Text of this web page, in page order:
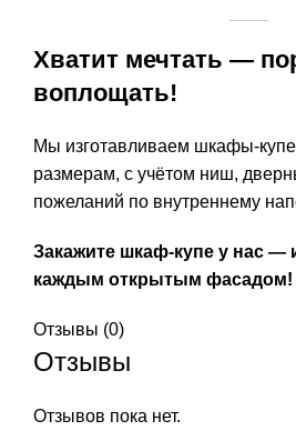
Хватит мечтать —
воплощать!
Мы изготавливаем шкафы-купе
размерам, с учётом ниш,
пожеланий по внутреннему
Закажите шкаф-купе у нас —
каждым открытым фасадом!
Отзывы (0)
Отзывы
Отзывов пока нет.